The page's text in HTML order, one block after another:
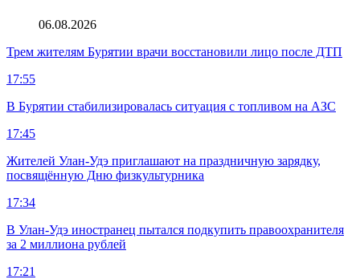
06.08.2026
Трем жителям Бурятии врачи восстановили лицо после ДТП
17:55
В Бурятии стабилизировалась ситуация с топливом на АЗС
17:45
Жителей Улан-Удэ приглашают на праздничную зарядку,
посвящённую Дню физкультурника
17:34
В Улан-Удэ иностранец пытался подкупить правоохранителя
за 2 миллиона рублей
17:21